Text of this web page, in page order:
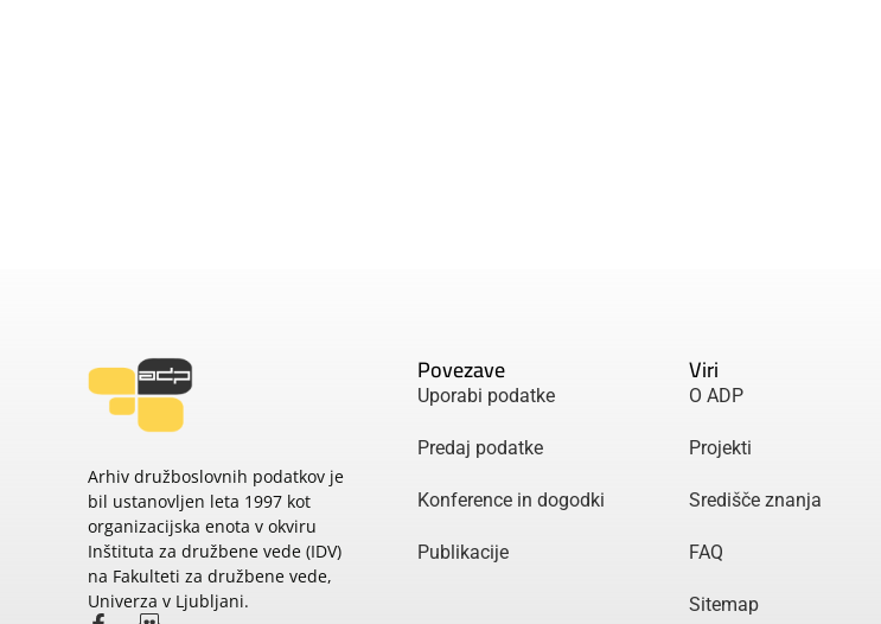
Arhiv družboslovnih podatkov je
bil ustanovljen leta 1997 kot
organizacijska enota v okviru
Inštituta za družbene vede (IDV)
na Fakulteti za družbene vede,
Univerza v Ljubljani.
Povezave
Uporabi podatke
Predaj podatke
Konference in dogodki
Publikacije
Viri
O ADP
Projekti
Središče znanja
FAQ
Sitemap